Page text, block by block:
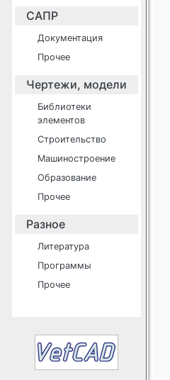
САПР
Документация
Прочее
Чертежи, модели
Библиотеки
элементов
Строительство
Машиностроение
Образование
Прочее
Разное
Литература
Программы
Прочее